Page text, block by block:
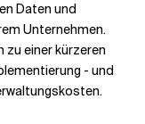
Daten und
Unternehmen.
zu einer kürzeren
- und